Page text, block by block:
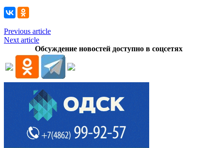
Previous article
Next article
Обсуждение новостей доступно в соцсетях